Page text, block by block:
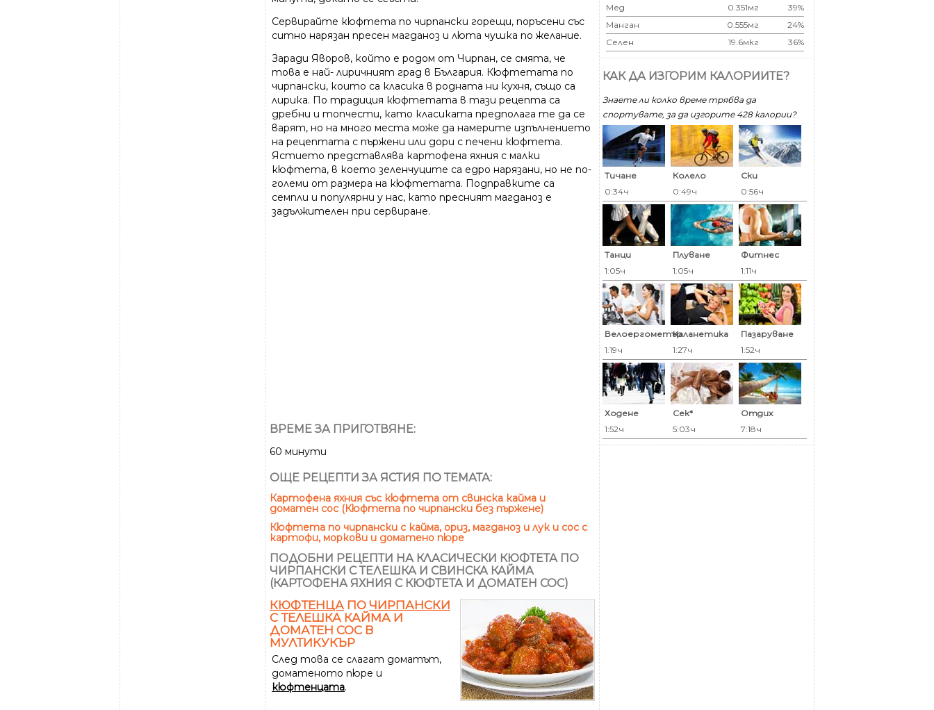
Сервирайте кюфтета по чирпански горещи, поръсени със
ситно нарязан пресен магданоз и люта чушка по желание.
Заради Яворов, който е родом от Чирпан, се смята, че
това е най- лиричният град в България. Кюфтетата по
чирпански, които са класика в родната ни кухня, също са
лирика. По традиция кюфтетата в тази рецепта са
дребни и топчести, като класиката предполага те да се
варят, но на много места може да намерите изпълнението
на рецептата с пържени или дори с печени кюфтета.
Ястието представлява картофена яхния с малки
кюфтета, в което зеленчуците са едро нарязани, но не по-
големи от размера на кюфтетата. Подправките са
семпли и популярни у нас, като пресният магданоз е
задължителен при сервиране.
ВРЕМЕ ЗА ПРИГОТВЯНЕ:
60 минути
ОЩЕ РЕЦЕПТИ ЗА ЯСТИЯ ПО ТЕМАТА:
Картофена яхния със кюфтета от свинска кайма и
доматен сос (Кюфтета по чирпански без пържене)
Кюфтета по чирпански с кайма, ориз, магданоз и лук и сос с
картофи, моркови и доматено пюре
ПОДОБНИ РЕЦЕПТИ НА КЛАСИЧЕСКИ КЮФТЕТА ПО
ЧИРПАНСКИ С ТЕЛЕШКА И СВИНСКА КАЙМА
(КАРТОФЕНА ЯХНИЯ С КЮФТЕТА И ДОМАТЕН СОС)
КЮФТЕНЦА ПО ЧИРПАНСКИ
С ТЕЛЕШКА КАЙМА И
ДОМАТЕН СОС В
МУЛТИКУКЪР
След това се слагат доматът,
доматеното пюре и
кюфтенцата.
Мед
0.351мг
39%
Манган
0.555мг
24%
Селен
19.6мкг 36%
КАК ДА ИЗГОРИМ КАЛОРИИТЕ?
Знаете ли колко време трябва да
спортувате, за да изгорите 428 калoрии?
Тичане
0:34ч
Колело
0:49ч
Ски
0:56ч
Танци
1:05ч
Плуване
1:05ч
Фитнес
1:11ч
Велоергометър
1:19ч
Каланетика
1:27ч
Пазаруване
1:52ч
Ходене
1:52ч
Сек*
5:03ч
Отдих
7:18ч